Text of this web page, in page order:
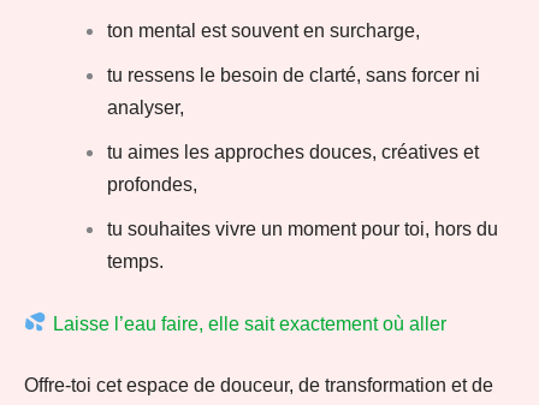
ton mental est souvent en surcharge,
tu ressens le besoin de clarté, sans forcer ni
analyser,
tu aimes les approches douces, créatives et
profondes,
tu souhaites vivre un moment pour toi, hors du
temps.
Laisse l’eau faire, elle sait exactement où aller
Offre-toi cet espace de douceur, de transformation et de